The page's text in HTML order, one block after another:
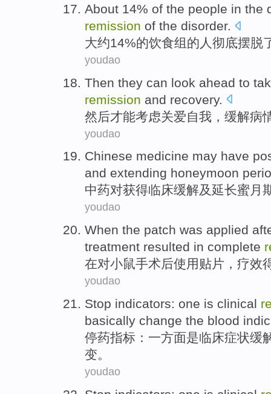
About 14% of the people in the
remission of the disorder.
大约14%的饮食组的 人 彻底摆脱
youdao
Then they can look ahead to
remission and recovery.
然后才能考虑关爱自我 ， 缓解病
youdao
Chinese medicine may have
and extending honeymoon
中药对获得临床缓解及 延长蜜月
youdao
When the patch was applied
treatment resulted in complete
在对小鼠手术后使用贴片 ， 疗效
youdao
Stop indicators: one is clinical
basically change the blood
停药指标 ： 一方面是临床症状缓
变。
youdao